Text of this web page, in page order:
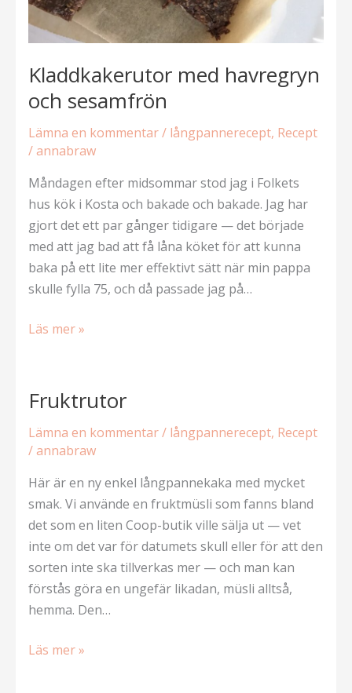
Kladdkakerutor med havregryn
och sesamfrön
Lämna en kommentar/ långpannerecept, Recept
/annabraw
Måndagen efter midsommar stod jag i Folkets
hus kök i Kosta och bakade och bakade. Jag har
gjort det ett par gånger tidigare — det började
med att jag bad att få låna köket för att kunna
baka på ett lite mer effektivt sätt när min pappa
skulle fylla 75, och då passade jag på…
Kladdkakerutor
och
sesamfrön
Läs mer »
Fruktrutor
Lämna en kommentar/ långpannerecept, Recept
/annabraw
Här är en ny enkel långpannekaka med mycket
smak. Vi använde en fruktmüsli som fanns bland
det som en liten Coop-butik ville sälja ut — vet
inte om det var för datumets skull eller för att den
sorten inte ska tillverkas mer — och man kan
förstås göra en ungefär likadan, müsli alltså,
hemma. Den…
Fruktrutor
Läs mer »